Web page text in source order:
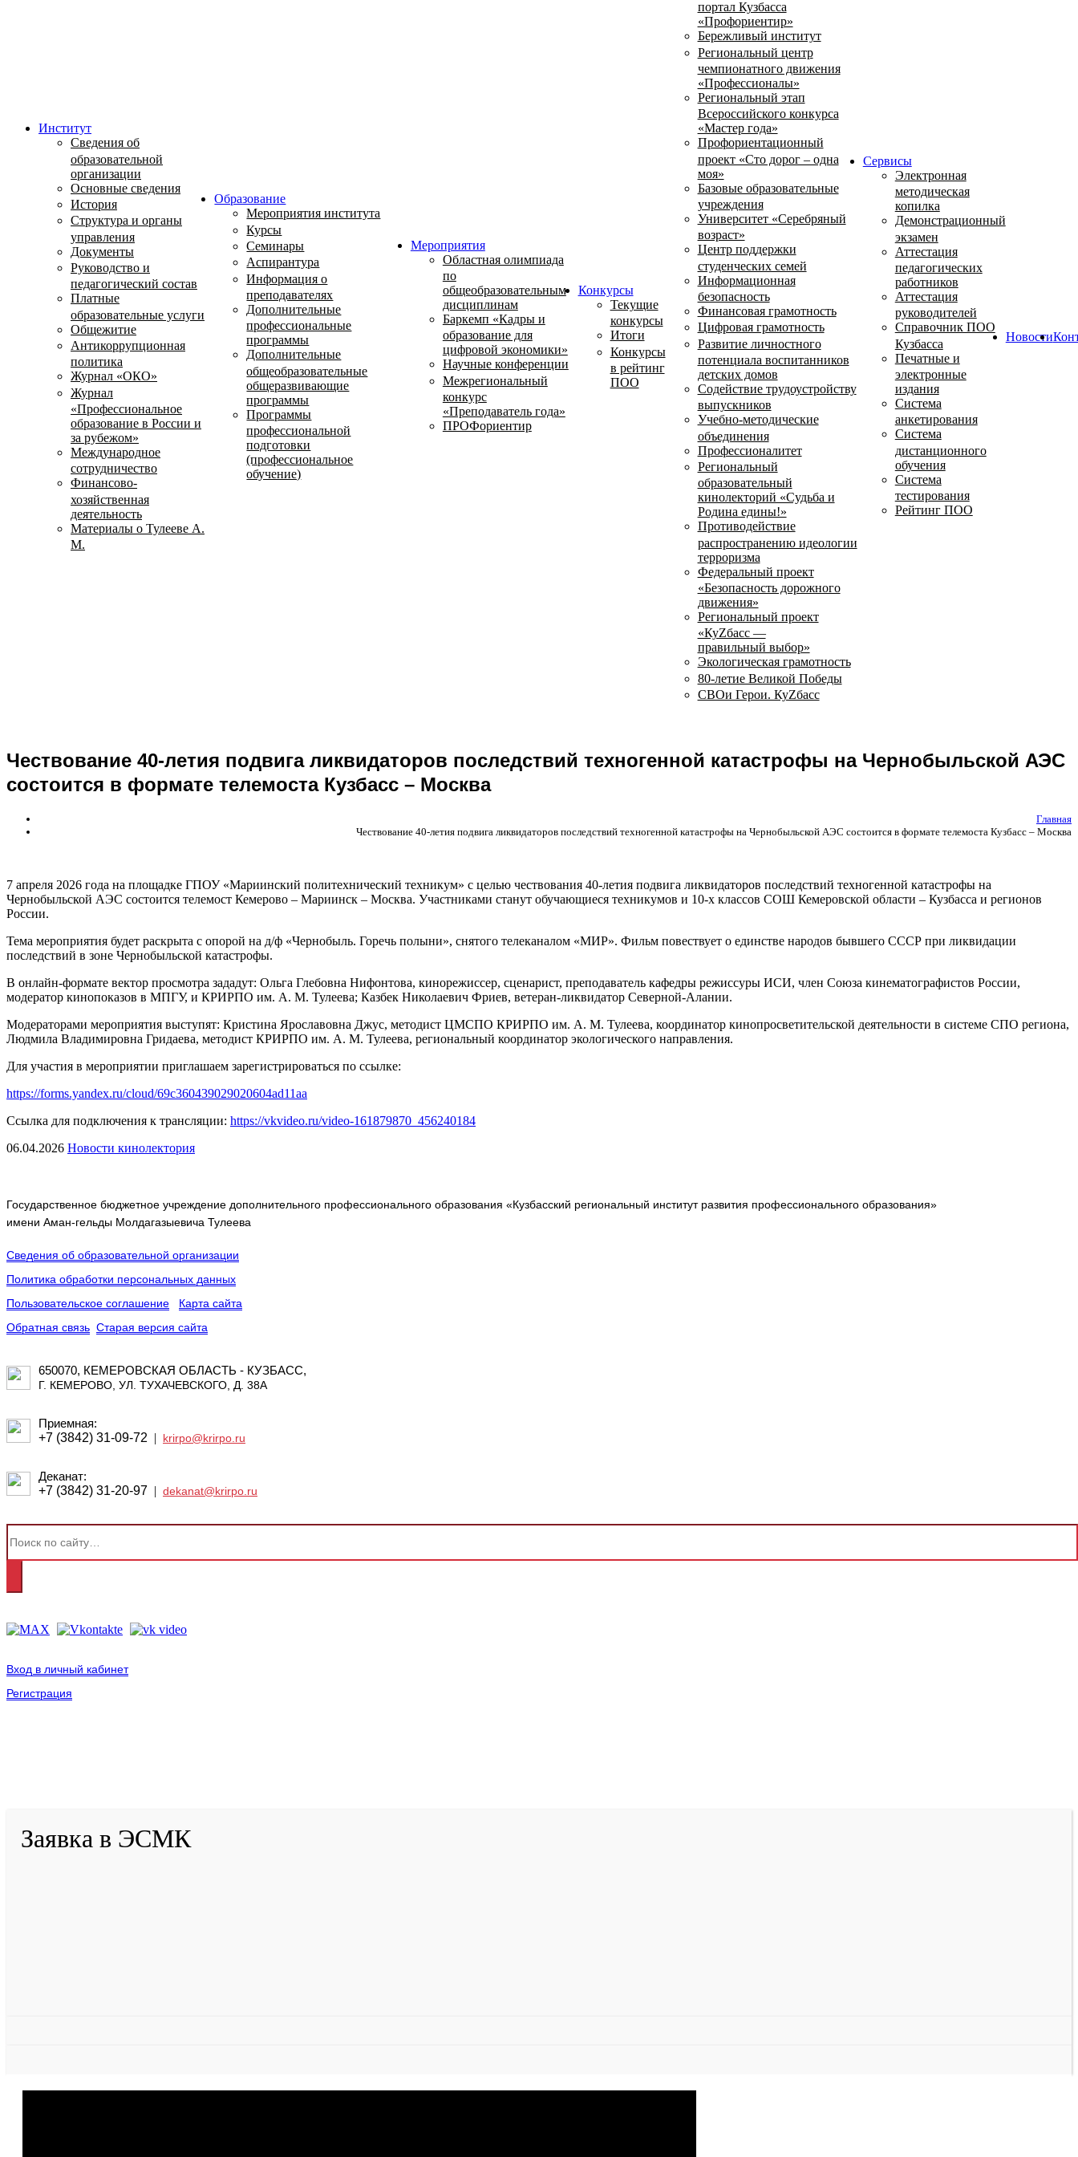
Институт
Сведения об
образовательной
организации
Основные сведения
История
Структура и органы
управления
Документы
Руководство и
педагогический состав
Платные
образовательные услуги
Общежитие
Антикоррупционная
политика
Журнал «ОКО»
Журнал
«Профессиональное
образование в России и
за рубежом»
Международное
сотрудничество
Финансово-
хозяйственная
деятельность
Материалы о Тулееве А.
М.
Образование
Мероприятия института
Курсы
Семинары
Аспирантура
Информация о
преподавателях
Дополнительные
профессиональные
программы
Дополнительные
общеобразовательные
общеразвивающие
программы
Программы
профессиональной
подготовки
(профессиональное
обучение)
Мероприятия
Областная олимпиада
по
общеобразовательным
дисциплинам
Баркемп «Кадры и
образование для
цифровой экономики»
Научные конференции
Межрегиональный
конкурс
«Преподаватель года»
ПРОФориентир
Конкурсы
Текущие
конкурсы
Итоги
Конкурсы
в рейтинг
ПОО
портал Кузбасса
«Профориентир»
Бережливый институт
Региональный центр
чемпионатного движения
«Профессионалы»
Региональный этап
Всероссийского конкурса
«Мастер года»
Профориентационный
проект «Сто дорог – одна
моя»
Базовые образовательные
учреждения
Университет «Серебряный
возраст»
Центр поддержки
студенческих семей
Информационная
безопасность
Финансовая грамотность
Цифровая грамотность
Развитие личностного
потенциала воспитанников
детских домов
Содействие трудоустройству
выпускников
Учебно-методические
объединения
Профессионалитет
Региональный
образовательный
кинолекторий «Судьба и
Родина едины!»
Противодействие
распространению идеологии
терроризма
Федеральный проект
«Безопасность дорожного
движения»
Региональный проект
«КуZбасс —
правильный выбор»
Экологическая грамотность
80-летие Великой Победы
СВОи Герои. КуZбасс
Сервисы
Электронная
методическая
копилка
Демонстрационный
экзамен
Аттестация
педагогических
работников
Аттестация
руководителей
Справочник ПОО
Кузбасса
Печатные и
электронные
издания
Система
анкетирования
Система
дистанционного
обучения
Система
тестирования
Рейтинг ПОО
Новости
Чествование 40-летия подвига ликвидаторов последствий техногенной катастрофы на Чернобыльской АЭС
состоится в формате телемоста Кузбасс – Москва
Главная
Чествование 40-летия подвига ликвидаторов последствий техногенной катастрофы на Чернобыльской АЭС состоится в формате телемоста Кузбасс – Москва
7 апреля 2026 года на площадке ГПОУ «Мариинский политехнический техникум» с целью чествования 40-летия подвига ликвидаторов последствий техногенной катастрофы на
Чернобыльской АЭС состоится телемост Кемерово – Мариинск – Москва. Участниками станут обучающиеся техникумов и 10-х классов СОШ Кемеровской области – Кузбасса и регионов
России.
Тема мероприятия будет раскрыта с опорой на д/ф «Чернобыль. Горечь полыни», снятого телеканалом «МИР». Фильм повествует о единстве народов бывшего СССР при ликвидации
последствий в зоне Чернобыльской катастрофы.
В онлайн-формате вектор просмотра зададут: Ольга Глебовна Нифонтова, кинорежиссер, сценарист, преподаватель кафедры режиссуры ИСИ, член Союза кинематографистов России,
модератор кинопоказов в МПГУ, и КРИРПО им. А. М. Тулеева; Казбек Николаевич Фриев, ветеран-ликвидатор Северной-Алании.
Модераторами мероприятия выступят: Кристина Ярославовна Джус, методист ЦМСПО КРИРПО им. А. М. Тулеева, координатор кинопросветительской деятельности в системе СПО региона,
Людмила Владимировна Гридаева, методист КРИРПО им. А. М. Тулеева, региональный координатор экологического направления.
Для участия в мероприятии приглашаем зарегистрироваться по ссылке:
https://forms.yandex.ru/cloud/69c360439029020604ad11aa
Ссылка для подключения к трансляции: https://vkvideo.ru/video-161879870_456240184
06.04.2026 Новости кинолектория
Государственное бюджетное учреждение дополнительного профессионального образования «Кузбасский региональный институт развития профессионального образования»
имени Аман-гельды Молдагазыевича Тулеева
Сведения об образовательной организации
Политика обработки персональных данных
Пользовательское соглашение
Карта сайта
Обратная связь Старая версия сайта
650070, КЕМЕРОВСКАЯ ОБЛАСТЬ - КУЗБАСС,
Г. КЕМЕРОВО, УЛ. ТУХАЧЕВСКОГО, Д. 38А
Приемная:
+7 (3842) 31-09-72 | krirpo@krirpo.ru
Деканат:
+7 (3842) 31-20-97 | dekanat@krirpo.ru
Вход в личный кабинет
Регистрация
Заявка в ЭСМК